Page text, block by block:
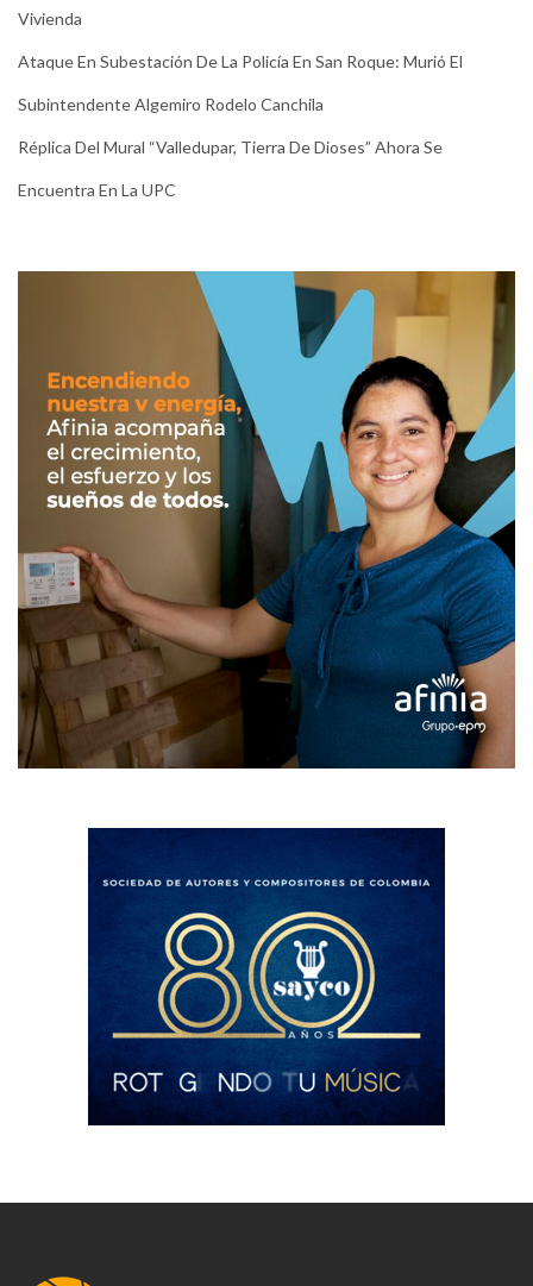
Vivienda
Ataque En Subestación De La Policía En San Roque: Murió El
Subintendente Algemiro Rodelo Canchila
Réplica Del Mural “Valledupar, Tierra De Dioses” Ahora Se
Encuentra En La UPC